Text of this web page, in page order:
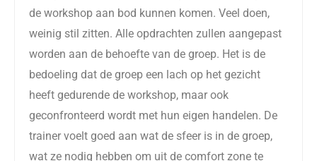
de workshop aan bod kunnen komen. Veel doen,
weinig stil zitten. Alle opdrachten zullen aangepast
worden aan de behoefte van de groep. Het is de
bedoeling dat de groep een lach op het gezicht
heeft gedurende de workshop, maar ook
geconfronteerd wordt met hun eigen handelen. De
trainer voelt goed aan wat de sfeer is in de groep,
wat ze nodig hebben om uit de comfort zone te